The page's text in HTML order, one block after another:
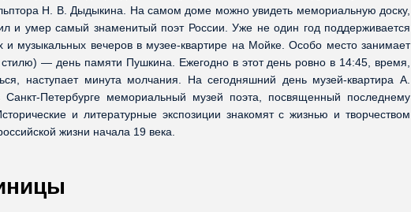
Н. В. Дыдыкина. На самом доме можно увидеть мемориальную доску,
и умер самый знаменитый поэт России. Уже не один год поддерживается
и музыкальных вечеров в музее-квартире на Мойке. Особо место занимает
— день памяти Пушкина. Ежегодно в этот день ровно в 14:45, время,
наступает минута молчания. На сегодняшний день музей-квартира А.
Петербурге мемориальный музей поэта, посвященный последнему
и литературные экспозиции знакомят с жизнью и творчеством
жизни начала 19 века.